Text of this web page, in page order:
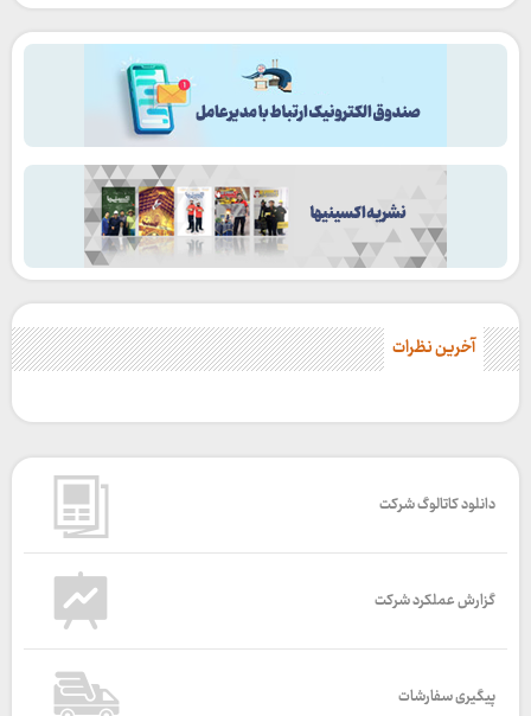
آخرین نظرات
دانلود کاتالوگ شرکت
گزارش عملکرد شرکت
پیگیری سفارشات